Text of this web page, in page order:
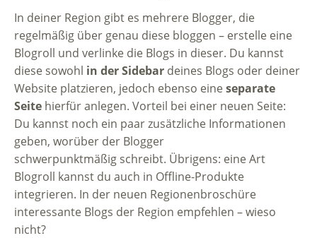
In deiner Region gibt es mehrere Blogger, die
regelmäßig über genau diese bloggen – erstelle eine
Blogroll und verlinke die Blogs in dieser. Du kannst
diese sowohl in der Sidebar deines Blogs oder deiner
Website platzieren, jedoch ebenso eineseparate
Seite hierfür anlegen. Vorteil bei einer neuen Seite:
Du kannst noch ein paar zusätzliche Informationen
geben, worüber der Blogger
schwerpunktmäßig schreibt. Übrigens: eine Art
Blogroll kannst du auch in Offline-Produkte
integrieren. In der neuen Regionenbroschüre
interessante Blogs der Region empfehlen – wieso
nicht?